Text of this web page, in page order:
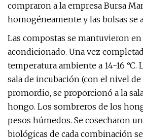
compraron a la empresa Bursa
homogéneamente y las bolsas se
Las compostas se mantuvieron
acondicionado. Una vez
temperatura ambiente a 14-16
sala de incubación (con el nivel
promordio, se proporcionó a la
hongo. Los sombreros de los
pesos húmedos. Se cosecharon
biológicas de cada combinación